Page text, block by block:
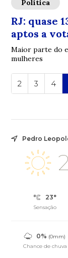
Política
RJ: quase
aptos a
Maior parte do
mulheres
2 3 4
Pedro
23°
Sensação
0% (0mm)
Chance de chuva